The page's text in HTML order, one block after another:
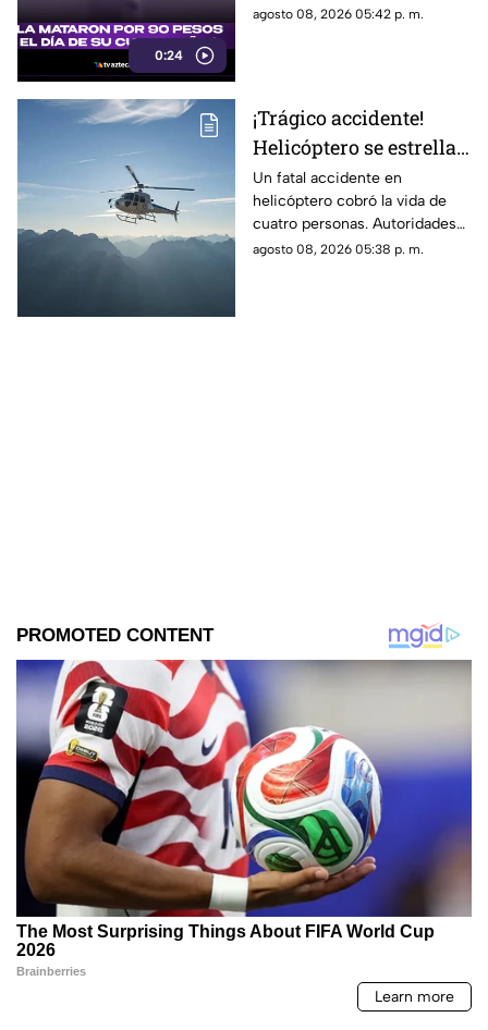
0:24
cuando presuntamente un
agosto 08, 2026 05:42 p. m.
¡Trágico accidente!
Helicóptero se estrella
en zona boscosa y
mueren cuatro
personas
Un fatal accidente en
helicóptero cobró la vida de
cuatro personas. Autoridades
confirmaron que la aeronave
agosto 08, 2026 05:38 p. m.